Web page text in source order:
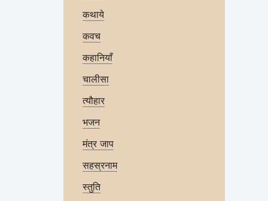
कथाये
कवच
कहानियाँ
चालीसा
त्यौहार
भजन
मंत्र जाप
सहस्रनाम
स्तुति